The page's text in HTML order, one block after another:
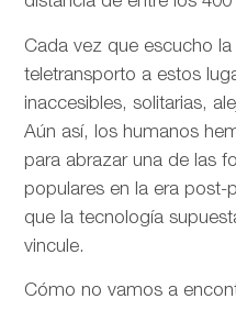
Cada vez que escucho
teletransporto a estos
inaccesibles, solitarias,
Aún así, los humanos
para abrazar una de las
populares en la era
que la tecnología
vincule.
Cómo no vamos a